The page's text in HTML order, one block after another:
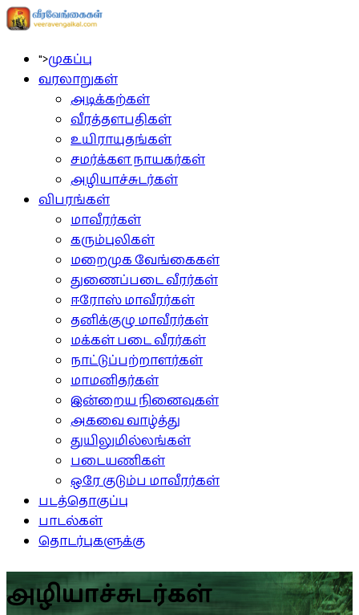
">முகப்பு
வரலாறுகள்
அடிக்கற்கள்
வீரத்தளபதிகள்
உயிராயுதங்கள்
சமர்க்கள நாயகர்கள்
அழியாச்சுடர்கள்
விபரங்கள்
மாவீரர்கள்
கரும்புலிகள்
மறைமுக வேங்கைகள்
துணைப்படை வீரர்கள்
ஈரோஸ் மாவீரர்கள்
தனிக்குழு மாவீரர்கள்
மக்கள் படை வீரர்கள்
நாட்டுப்பற்றாளர்கள்
மாமனிதர்கள்
இன்றைய நினைவுகள்
அகவை வாழ்த்து
துயிலுமில்லங்கள்
படையணிகள்
ஒரே குடும்ப மாவீரர்கள்
படத்தொகுப்பு
பாடல்கள்
தொடர்புகளுக்கு
அழியாச்சுடர்கள்